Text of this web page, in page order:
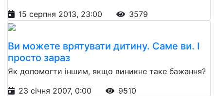
15 серпня 2013, 23:00
3579
Ви можете врятувати дитину. Саме ви. І
просто зараз
Як допомогти іншим, якщо виникне таке бажання?
23 січня 2007, 0:00
9510